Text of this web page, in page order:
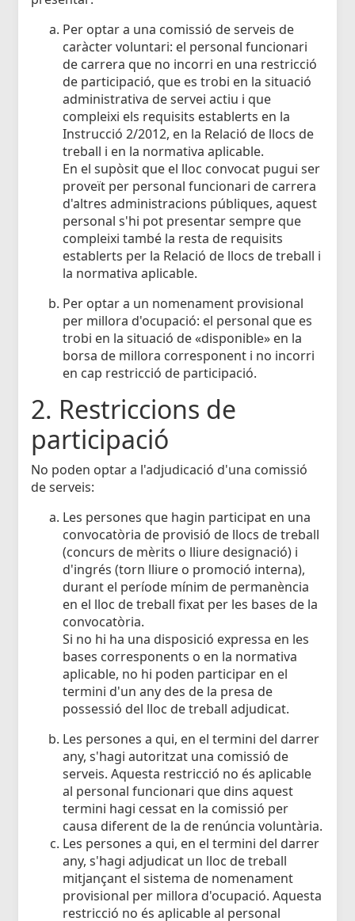
Per optar a una comissió de serveis de
caràcter voluntari: el personal funcionari
de carrera que no incorri en una restricció
de participació, que es trobi en la situació
administrativa de servei actiu i que
compleixi els requisits establerts en la
Instrucció 2/2012, en la Relació de llocs de
treball i en la normativa aplicable.
En el supòsit que el lloc convocat pugui ser
proveït per personal funcionari de carrera
d'altres administracions públiques, aquest
personal s'hi pot presentar sempre que
compleixi també la resta de requisits
establerts per la Relació de llocs de treball i
la normativa aplicable.
Per optar a un nomenament provisional
per millora d'ocupació: el personal que es
trobi en la situació de «disponible» en la
borsa de millora corresponent i no incorri
en cap restricció de participació.
2. Restriccions de
participació
No poden optar a l'adjudicació d'una comissió
de serveis:
Les persones que hagin participat en una
convocatòria de provisió de llocs de treball
(concurs de mèrits o lliure designació) i
d'ingrés (torn lliure o promoció interna),
durant el període mínim de permanència
en el lloc de treball fixat per les bases de la
convocatòria.
Si no hi ha una disposició expressa en les
bases corresponents o en la normativa
aplicable, no hi poden participar en el
termini d'un any des de la presa de
possessió del lloc de treball adjudicat.
Les persones a qui, en el termini del darrer
any, s'hagi autoritzat una comissió de
serveis. Aquesta restricció no és aplicable
al personal funcionari que dins aquest
termini hagi cessat en la comissió per
causa diferent de la de renúncia voluntària.
Les persones a qui, en el termini del darrer
any, s'hagi adjudicat un lloc de treball
mitjançant el sistema de nomenament
provisional per millora d'ocupació. Aquesta
restricció no és aplicable al personal